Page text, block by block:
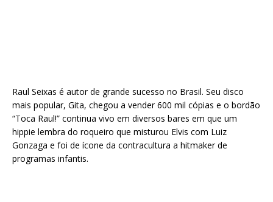
Raul Seixas é autor de grande sucesso no Brasil. Seu disco
mais popular, Gita, chegou a vender 600 mil cópias e o bordão
“Toca Raul!” continua vivo em diversos bares em que um
hippie lembra do roqueiro que misturou Elvis com Luiz
Gonzaga e foi de ícone da contracultura a hitmaker de
programas infantis.